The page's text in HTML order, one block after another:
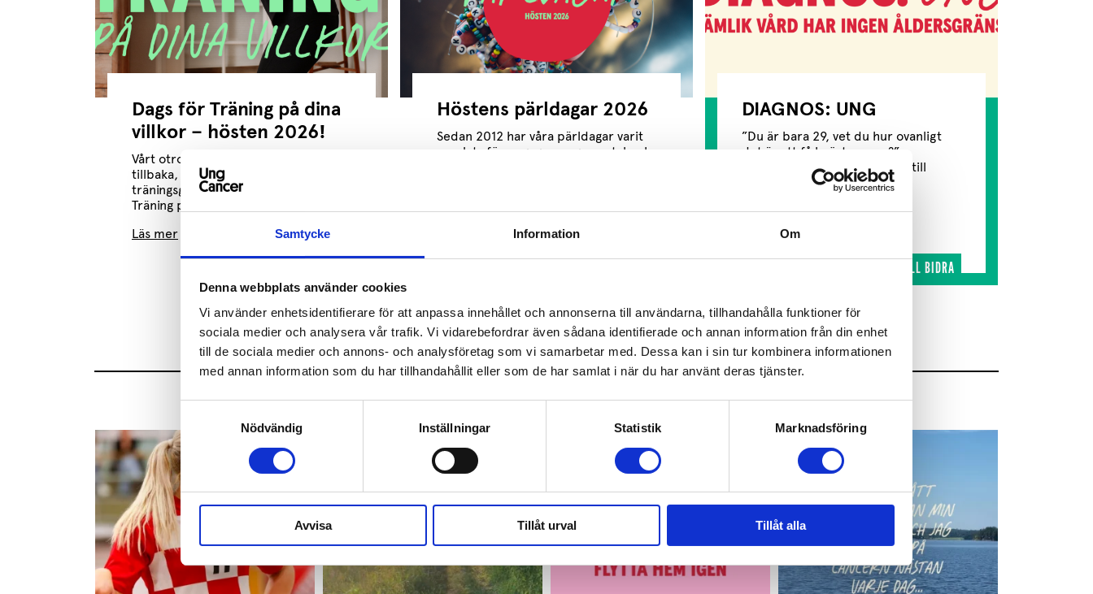
Samtycke Information Om
Denna webbplats använder cookies
Vi använder enhetsidentifierare för att anpassa innehållet och annonserna till användarna, tillhandahålla funktioner för
sociala medier och analysera vår trafik. Vi vidarebefordrar även sådana identifierade och annan information från din enhet
till de sociala medier och annons- och analysföretag som vi samarbetar med. Dessa kan i sin tur kombinera informationen
med annan information som du har tillhandahållit eller som de har samlat i när du har använt deras tjänster.
Nödvändig
Inställningar Statistik Marknadsföring
Avvisa Tillåt urval Tillåt alla
Dags för Träning på dina
villkor – hösten 2026!
Vårt otroligt populära program är
tillbaka, redo att hjälpa dig att hitta
träningsglädjen på dina egna villkor!
Träning på dina...
Läs mer
Höstens pärldagar 2026
Sedan 2012 har våra pärldagar varit
en plats för engagemang, samtal och
Läs mer
DIAGNOS: UNG
”Du är bara 29, vet du hur ovanligt
det är att få bröstcancer?”
”Sjukvården berättade nästintill
ingenting för mig som...
Läs mer
JAG VILL BIDRA
INSTAGRAM @UNGCANCER